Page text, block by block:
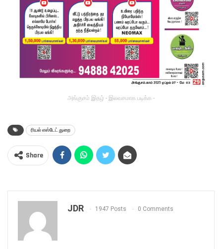
அங்குசம் இதழ் - இலவசமாக படிக்க -
ரியல் எஸ்டேட் துறை
Share
JDR 1947 Posts 0 Comments